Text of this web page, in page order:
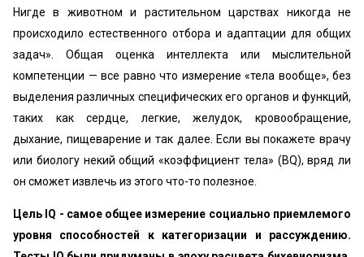
Нигде в животном и растительном царствах никогда не
происходило естественного отбора и адаптации для общих
задач». Общая оценка интеллекта или мыслительной
компетенции — все равно что измерение «тела вообще», без
выделения различных специфических его органов и функций,
таких как сердце, легкие, желудок, кровообращение,
дыхание, пищеварение и так далее. Если вы покажете врачу
или биологу некий общий «коэффициент тела» (BQ), вряд ли
он сможет извлечь из этого что-то полезное.
Цель IQ - самое общее измерение социально приемлемого
уровня способностей к категоризации и рассуждению.